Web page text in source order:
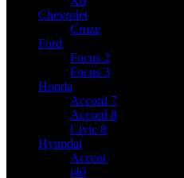
Chevrolet
Cruze
Ford
Focus 2
Focus 3
Honda
Accord 7
Accord 8
Civic 8
Hyundai
Accent
i40